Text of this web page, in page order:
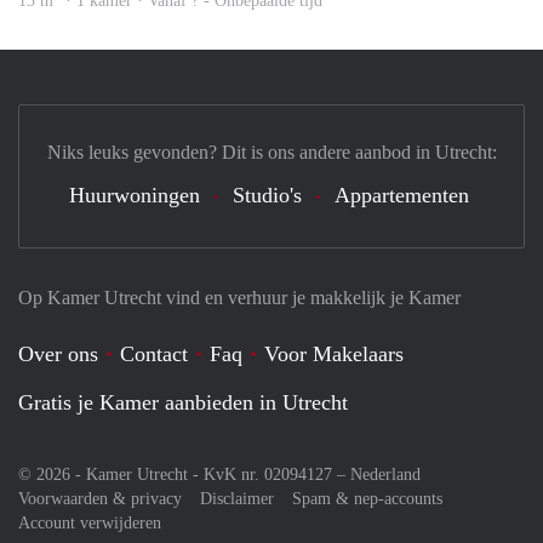
Op Kamer Utrecht vind en verhuur je makkelijk je Kamer
Over ons Contact Faq
Voor Makelaars
Gratis je Kamer aanbieden in Utrecht
© 2026 - Kamer Utrecht - KvK nr. 02094127 – Nederland
Voorwaarden & privacy
Disclaimer
Spam & nep-accounts
Account verwijderen
Niks leuks gevonden? Dit is ons andere aanbod in Utrecht:
Huurwoningen Studio's Appartementen